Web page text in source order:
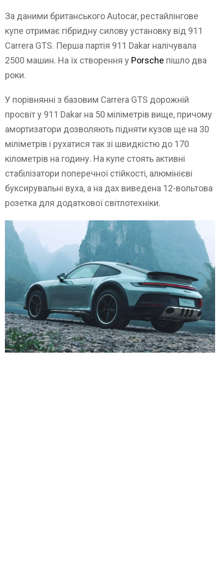
За даними британського Autocar, рестайлінгове
купе отримає гібридну силову установку від 911
Carrera GTS. Перша партія 911 Dakar налічувала
2500 машин. На їх створення у Porsche пішло два
роки.
У порівнянні з базовим Carrera GTS дорожній
просвіт у 911 Dakar на 50 міліметрів вище, причому
амортизатори дозволяють підняти кузов ще на 30
міліметрів і рухатися так зі швидкістю до 170
кілометрів на годину. На купе стоять активні
стабілізатори поперечної стійкості, алюмінієві
буксирувальні вуха, а на дах виведена 12-вольтова
розетка для додаткової світлотехніки.